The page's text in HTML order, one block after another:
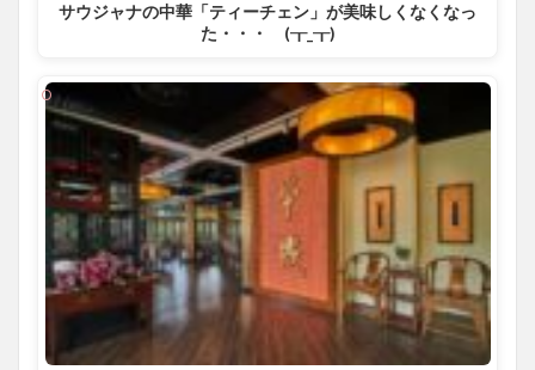
サウジャナの中華「ティーチェン」が美味しくなくなっ
た・・・ (┰_┰)